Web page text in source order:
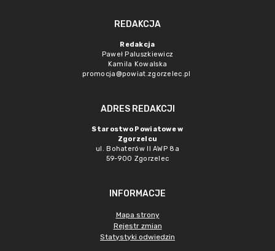
REDAKCJA
Redakcja
Paweł Paluszkiewicz
Kamila Kowalska
promocja@powiat.zgorzelec.pl
ADRES REDAKCJI
Starostwo Powiatowe w
Zgorzelcu
ul. Bohaterów II AWP 8a
59-900 Zgorzelec
INFORMACJE
Mapa strony
Rejestr zmian
Statystyki odwiedzin